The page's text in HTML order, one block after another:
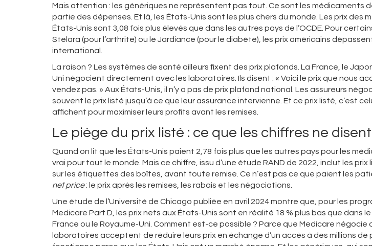
Mais attention : les génériques ne représentent pas tout. Ce sont les médicaments
partie des dépenses. Et là, les États-Unis sont les plus chers du monde. Les prix des
États-Unis sont 3,08 fois plus élevés que dans les autres pays de l’OCDE. Pour
Stelara (pour l’arthrite) ou le Jardiance (pour le diabète), les prix américains
international.
La raison ? Les systèmes de santé ailleurs fixent des prix plafonds. La France, le
Uni négocient directement avec les laboratoires. Ils disent : « Voici le prix que nous
vendez pas. » Aux États-Unis, il n’y a pas de prix plafond national. Les assureurs
souvent le prix listé jusqu’à ce que leur assurance intervienne. Et ce prix listé, c’est
affichent pour maximiser leurs profits avant les remises.
Le piège du prix listé : ce que les chiffres ne
Quand on lit que les États-Unis paient 2,78 fois plus que les autres pays pour les
vrai pour tout le monde. Mais ce chiffre, issu d’une étude RAND de 2022, inclut les
sur les étiquettes des boîtes, avant toute remise. Ce n’est pas ce que paient les
net price: le prix après les remises, les rabais et les négociations.
Une étude de l’Université de Chicago publiée en avril 2024 montre que, pour les
Medicare Part D, les prix nets aux États-Unis sont en réalité 18 % plus bas que dans le
France ou le Royaume-Uni. Comment est-ce possible ? Parce que Medicare négocie
laboratoires acceptent de réduire leurs prix en échange d’un accès à des millions